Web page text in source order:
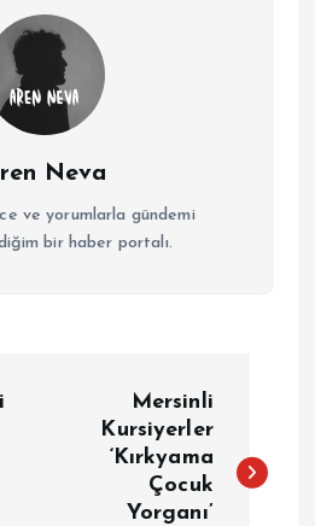
Neva
ve yorumlarla gündemi
bir haber portalı.
Mersinli
Kursiyerler
‘Kırkyama
Çocuk
Yorganı’